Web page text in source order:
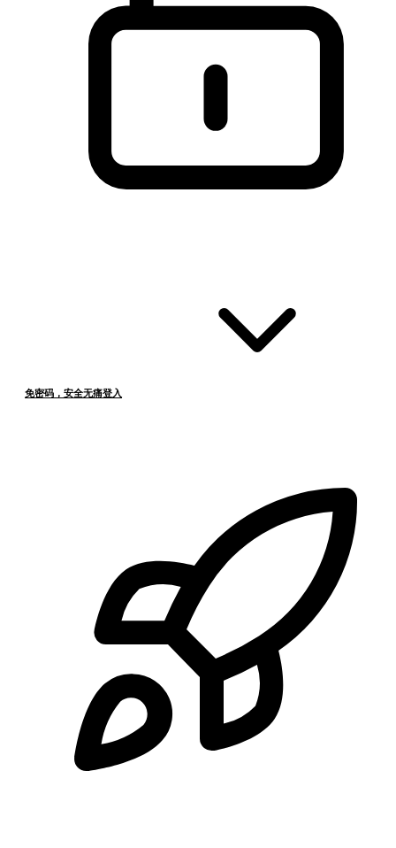
免密码，安全无痛登入